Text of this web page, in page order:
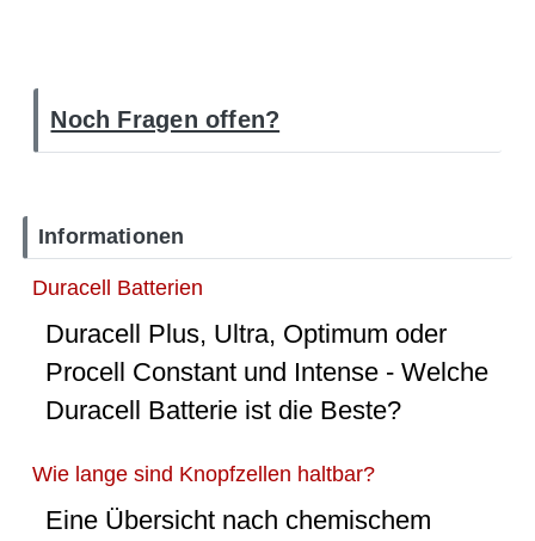
Noch Fragen offen?
Informationen
Duracell Batterien
Duracell Plus, Ultra, Optimum oder
Procell Constant und Intense - Welche
Duracell Batterie ist die Beste?
Wie lange sind Knopfzellen haltbar?
Eine Übersicht nach chemischem